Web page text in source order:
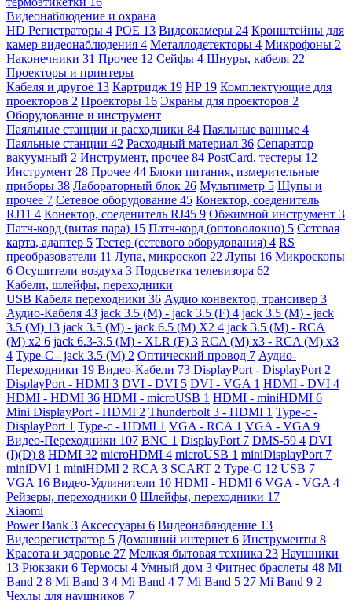
Видеонаблюдение и охрана
HD Регистраторы 4 POE 13 Видеокамеры 24 Кронштейны для
камер видеонаблюдения 4 Металлодетекторы 4 Микрофоны 2
Наконечники 31 Прочее 12 Сейфы 4 Шнуры, кабеля 22
Проекторы и принтеры
Кабеля и другое 13 Картридж 19 HP 19 Комплектующие для
проекторов 2 Проекторы 16 Экраны для проекторов 2
Оборудование и инструмент
Паяльные станции и расходники 84 Паяльные ванные 4
Паяльные станции 42 Расходный материал 36 Сепаратор
вакуумный 2 Инструмент, прочее 84 PostCard, тестеры 12
Инструмент 28 Прочее 44 Блоки питания, измерительные
приборы 38 Лабораторный блок 26 Мультиметр 5 Щупы и
прочее 7 Сетевое оборудование 45 Конектор, соеденитель
RJ11 4 Конектор, соеденитель RJ45 9 Обжимной инструмент 3
Патч-корд (витая пара) 15 Патч-корд (оптоволокно) 5 Сетевая
карта, адаптер 5 Тестер (сетевого оборудования) 4 RS
преобразователи 11 Лупа, микроскоп 22 Лупы 16 Микроскопы
6 Осушители воздуха 3 Подсветка телевизора 62
Кабели, шлейфы, переходники
USB Кабеля переходники 36 Аудио конвектор, трансивер 3
Аудио-Кабеля 43 jack 3.5 (M) - jack 3.5 (F) 4 jack 3.5 (M) - jack
3.5 (M) 13 jack 3.5 (M) - jack 6.5 (M) X2 4 jack 3.5 (M) - RCA
(M) x2 6 jack 6.3-3.5 (M) - XLR (F) 3 RCA (M) x3 - RCA (M) x3
4 Type-C - jack 3.5 (M) 2 Оптический провод 7 Аудио-
Переходники 19 Видео-Кабели 73 DisplayPort - DisplayPort 2
DisplayPort - HDMI 3 DVI - DVI 5 DVI - VGA 1 HDMI - DVI 4
HDMI - HDMI 36 HDMI - microUSB 1 HDMI - miniHDMI 6
Mini DisplayPort - HDMI 2 Thunderbolt 3 - HDMI 1 Type-c -
DisplayPort 1 Type-c - HDMI 1 VGA - RCA 1 VGA - VGA 9
Видео-Переходники 107 BNC 1 DisplayPort 7 DMS-59 4 DVI
(I)(D) 8 HDMI 32 microHDMI 4 microUSB 1 miniDisplayPort 7
miniDVI 1 miniHDMI 2 RCA 3 SCART 2 Type-C 12 USB 7
VGA 16 Видео-Удлинители 10 HDMI - HDMI 6 VGA - VGA 4
Рейзеры, переходники 0 Шлейфы, переходники 17
Xiaomi
Power Bank 3 Аксессуары 6 Видеонаблюдение 13
Видеорегистратор 5 Домашний интернет 6 Инструменты 8
Красота и здоровье 27 Мелкая бытовая техника 23 Наушники
13 Рюкзаки 6 Термосы 4 Умный дом 3 Фитнес браслеты 48 Mi
Band 2 8 Mi Band 3 4 Mi Band 4 7 Mi Band 5 27 Mi Band 9 2
Чехлы для наушников 7